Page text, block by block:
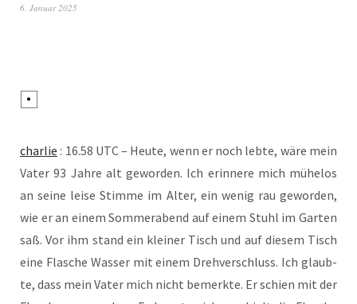
6. Januar 2025
char­lie : 16.58 UTC – Heu­te, wenn er noch leb­te, wäre mein
Vater 93 Jah­re alt gewor­den. Ich erin­ne­re mich mühe­los
an sei­ne lei­se Stim­me im Alter, ein wenig rau gewor­den,
wie er an einem Som­mer­abend auf einem Stuhl im Gar­ten
saß. Vor ihm stand ein klei­ner Tisch und auf die­sem Tisch
eine Fla­sche Was­ser mit einem Dreh­ver­schluss. Ich glaub­
te, dass mein Vater mich nicht bemerk­te. Er schien mit der